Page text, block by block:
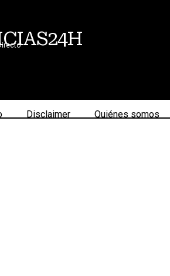
Disclaimer Quiénes somos